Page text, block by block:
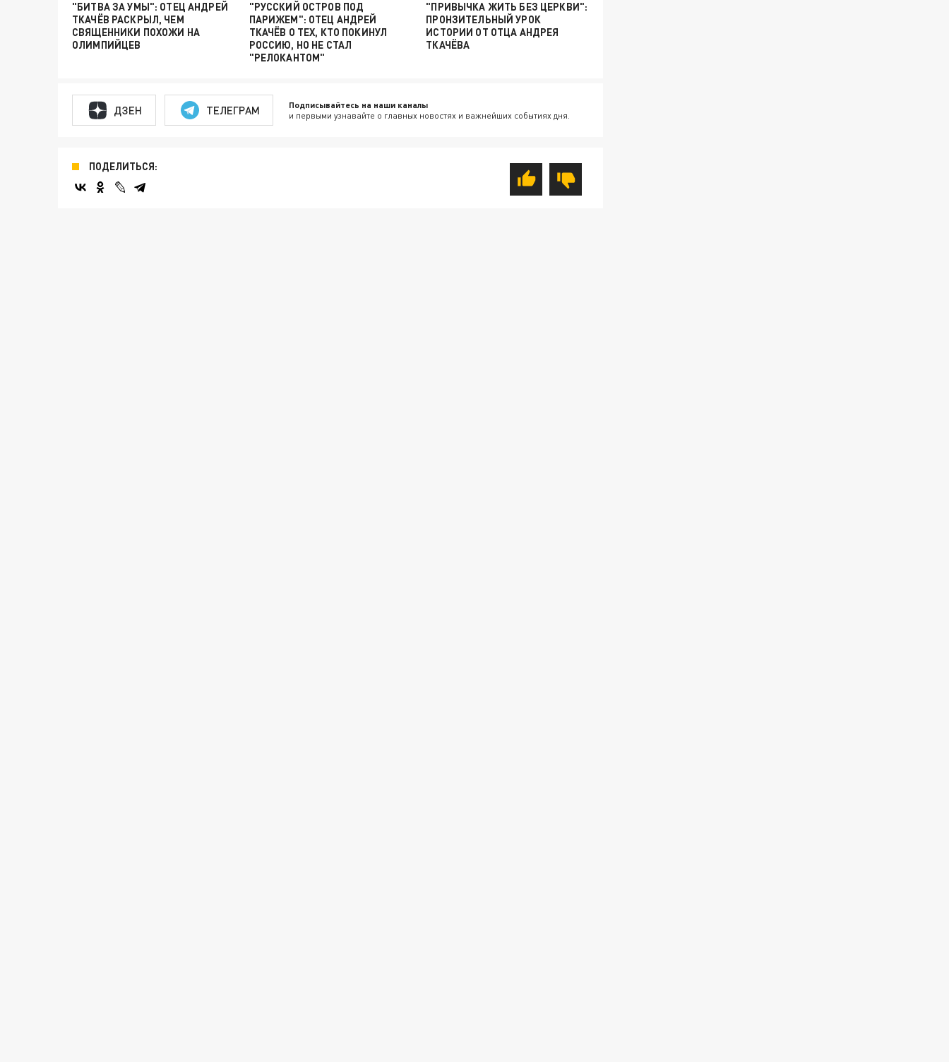
"БИТВА ЗА УМЫ": ОТЕЦ АНДРЕЙ
ТКАЧЁВ РАСКРЫЛ, ЧЕМ
СВЯЩЕННИКИ ПОХОЖИ НА
ОЛИМПИЙЦЕВ
"РУССКИЙ ОСТРОВ ПОД
ПАРИЖЕМ": ОТЕЦ АНДРЕЙ
ТКАЧЁВ О ТЕХ, КТО ПОКИНУЛ
РОССИЮ, НО НЕ СТАЛ
"РЕЛОКАНТОМ"
"ПРИВЫЧКА ЖИТЬ БЕЗ ЦЕРКВИ":
ПРОНЗИТЕЛЬНЫЙ УРОК
ИСТОРИИ ОТ ОТЦА АНДРЕЯ
ТКАЧЁВА
ДЗЕН ТЕЛЕГРАМ Подписывайтесь на наши каналы
и первыми узнавайте о главных новостях и важнейших событиях дня.
ПОДЕЛИТЬСЯ: